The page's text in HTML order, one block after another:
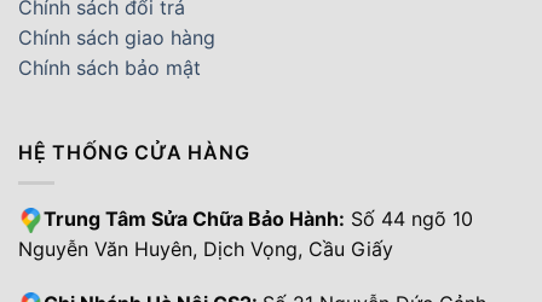
Chính sách đổi trả
Chính sách giao hàng
Chính sách bảo mật
HỆ THỐNG CỬA HÀNG
Trung Tâm Sửa Chữa Bảo Hành: Số 44 ngõ 10
Nguyễn Văn Huyên, Dịch Vọng, Cầu Giấy